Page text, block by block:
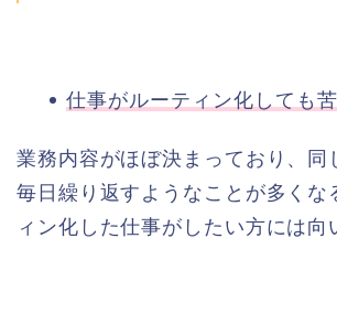
仕事がルーティン化しても
業務内容がほぼ決まっており、同
毎日繰り返すようなことが多くな
ィン化した仕事がしたい方には向